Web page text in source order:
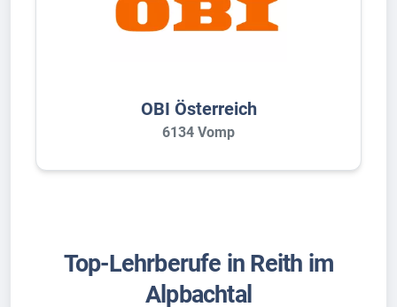
OBI Österreich
6134 Vomp
Top-Lehrberufe in Reith im
Alpbachtal